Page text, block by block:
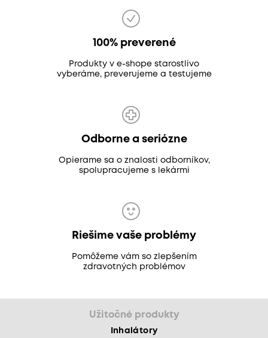
100% preverené
Produkty v e-shope starostlivo
vyberáme, preverujeme a testujeme
Odborne a seriózne
Opierame sa o znalosti odborníkov,
spolupracujeme s lekármi
Riešime vaše problémy
Pomôžeme vám so zlepšením
zdravotných problémov
Užitočné produkty
Inhalátory